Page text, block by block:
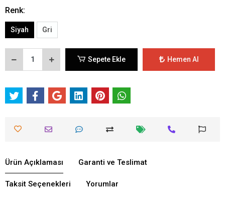
Renk:
Siyah Gri
Sepete Ekle Hemen Al
Ürün Açıklaması Garanti ve Teslimat
Taksit Seçenekleri Yorumlar